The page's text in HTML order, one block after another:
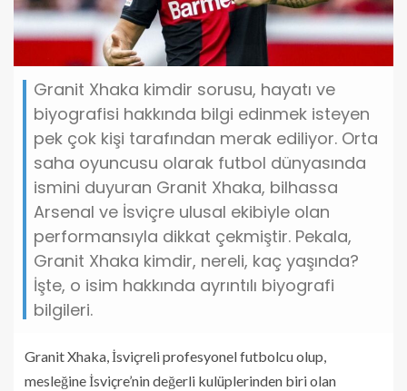
Granit Xhaka kimdir sorusu, hayatı ve
biyografisi hakkında bilgi edinmek isteyen
pek çok kişi tarafından merak ediliyor. Orta
saha oyuncusu olarak futbol dünyasında
ismini duyuran Granit Xhaka, bilhassa
Arsenal ve İsviçre ulusal ekibiyle olan
performansıyla dikkat çekmiştir. Pekala,
Granit Xhaka kimdir, nereli, kaç yaşında?
İşte, o isim hakkında ayrıntılı biyografi
bilgileri.
Granit Xhaka, İsviçreli profesyonel futbolcu olup,
mesleğine İsviçre’nin değerli kulüplerinden biri olan